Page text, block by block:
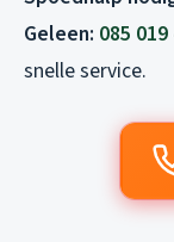
Geleen: 085
snelle service.